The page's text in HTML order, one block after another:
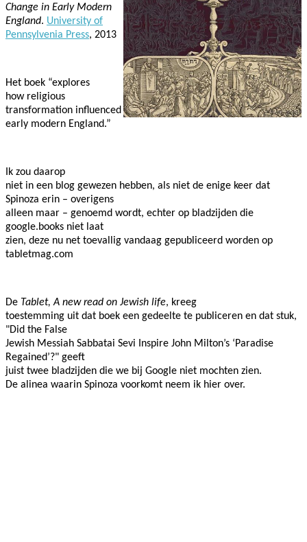
Change in Early Modern
England. University of
Pennsylvenia Press, 2013
Het boek “explores
how religious
transformation influenced
early modern England.”
Ik zou daarop
niet in een blog gewezen hebben, als niet de enige keer dat
Spinoza erin – overigens
alleen maar – genoemd wordt, echter op bladzijden die
google.books niet laat
zien, deze nu net toevallig vandaag gepubliceerd worden op
tabletmag.com
De Tablet, A new read on Jewish life, kreeg
toestemming uit dat boek een gedeelte te publiceren en dat stuk,
"Did the False
Jewish Messiah Sabbatai Sevi Inspire John Milton’s ‘Paradise
Regained’?" geeft
juist twee bladzijden die we bij Google niet mochten zien.
De alinea waarin Spinoza voorkomt neem ik hier over.